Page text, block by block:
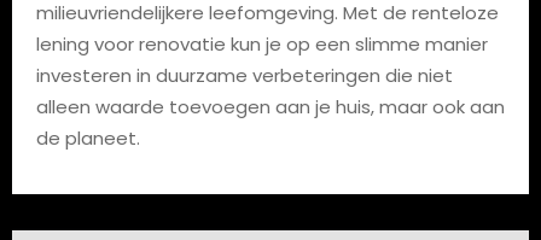
milieuvriendelijkere leefomgeving. Met de renteloze
lening voor renovatie kun je op een slimme manier
investeren in duurzame verbeteringen die niet
alleen waarde toevoegen aan je huis, maar ook aan
de planeet.